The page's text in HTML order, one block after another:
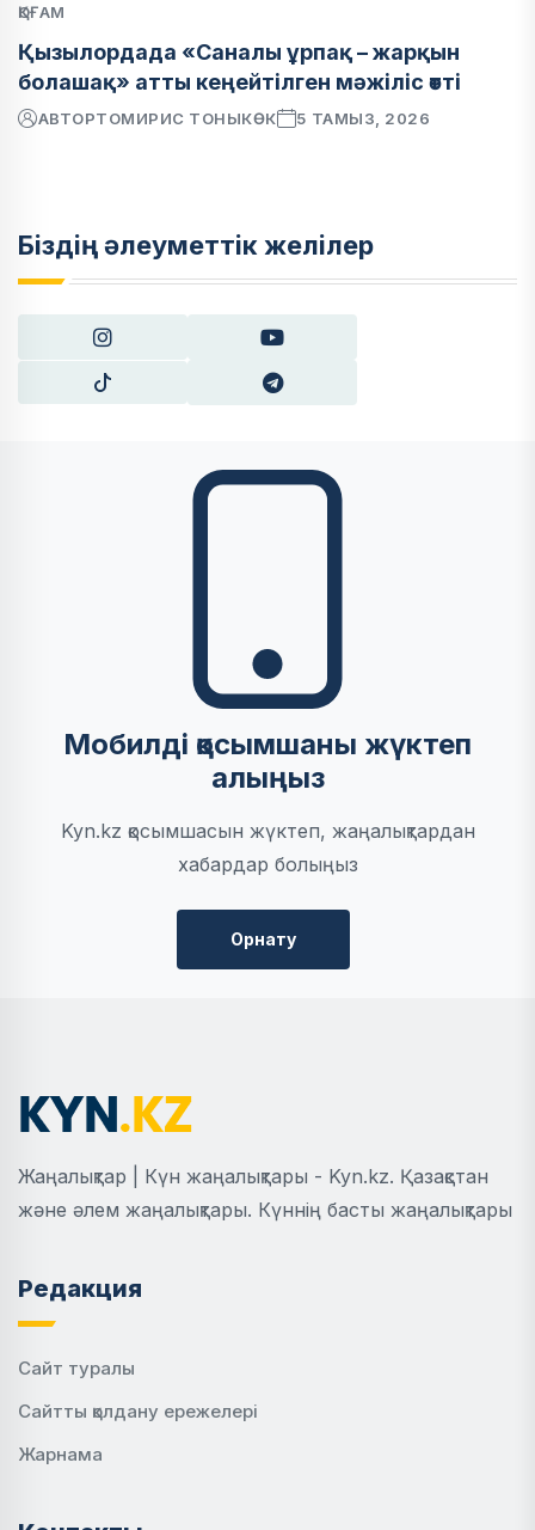
ҚОҒАМ
Қызылордада «Саналы ұрпақ – жарқын
болашақ» атты кеңейтілген мәжіліс өтті
АВТОРТОМИРИС ТОНЫКӨК 5 ТАМЫЗ, 2026
Біздің әлеуметтік желілер
Мобилді қосымшаны жүктеп
алыңыз
Kyn.kz қосымшасын жүктеп, жаңалықтардан
хабардар болыңыз
Орнату
Жаңалықтар | Күн жаңалықтары - Kyn.kz. Қазақстан
және әлем жаңалықтары. Күннің басты жаңалықтары
Редакция
Сайт туралы
Сайтты қолдану ережелері
Жарнама